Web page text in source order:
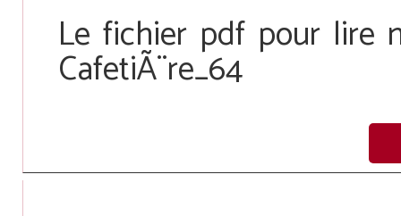
Le fichier pdf pour lire
CafetiÃ¨re_64